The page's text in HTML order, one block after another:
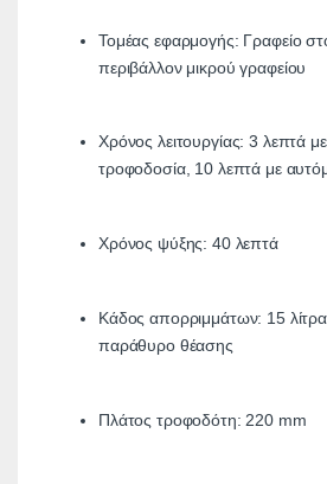
Τομέας εφαρμογής: Γραφείο
περιβάλλον μικρού γραφείου
Χρόνος λειτουργίας: 3 λεπτά με
τροφοδοσία, 10 λεπτά με
Χρόνος ψύξης: 40 λεπτά
Κάδος απορριμμάτων: 15
παράθυρο θέασης
Πλάτος τροφοδότη: 220 mm